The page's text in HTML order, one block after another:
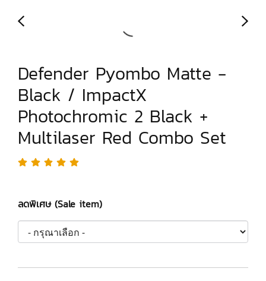
Defender Pyombo Matte -
Black / ImpactX
Photochromic 2 Black +
Multilaser Red Combo Set
ลดพิเศษ (Sale item)